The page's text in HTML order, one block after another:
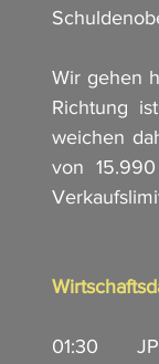
Wir gehen
Richtung
weichen
von
01:30